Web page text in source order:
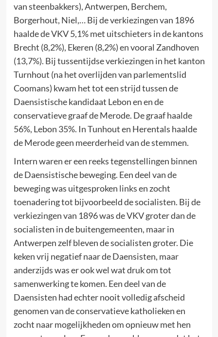
van steenbakkers), Antwerpen, Berchem,
Borgerhout, Niel,… Bij de verkiezingen van 1896
haalde de VKV 5,1% met uitschieters in de kantons
Brecht (8,2%), Ekeren (8,2%) en vooral Zandhoven
(13,7%). Bij tussentijdse verkiezingen in het kanton
Turnhout (na het overlijden van parlementslid
Coomans) kwam het tot een strijd tussen de
Daensistische kandidaat Lebon en en de
conservatieve graaf de Merode. De graaf haalde
56%, Lebon 35%. In Tunhout en Herentals haalde
de Merode geen meerderheid van de stemmen.
Intern waren er een reeks tegenstellingen binnen
de Daensistische beweging. Een deel van de
beweging was uitgesproken links en zocht
toenadering tot bijvoorbeeld de socialisten. Bij de
verkiezingen van 1896 was de VKV groter dan de
socialisten in de buitengemeenten, maar in
Antwerpen zelf bleven de socialisten groter. Die
keken vrij negatief naar de Daensisten, maar
anderzijds was er ook wel wat druk om tot
samenwerking te komen. Een deel van de
Daensisten had echter nooit volledig afscheid
genomen van de conservatieve katholieken en
zocht naar mogelijkheden om opnieuw met hen